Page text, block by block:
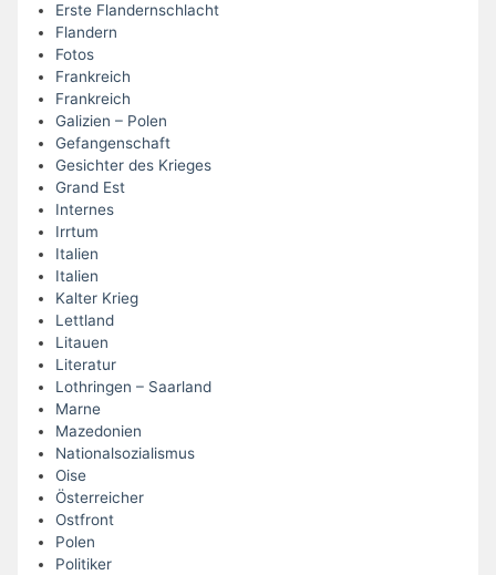
Erste Flandernschlacht
Flandern
Fotos
Frankreich
Frankreich
Galizien – Polen
Gefangenschaft
Gesichter des Krieges
Grand Est
Internes
Irrtum
Italien
Italien
Kalter Krieg
Lettland
Litauen
Literatur
Lothringen – Saarland
Marne
Mazedonien
Nationalsozialismus
Oise
Österreicher
Ostfront
Polen
Politiker